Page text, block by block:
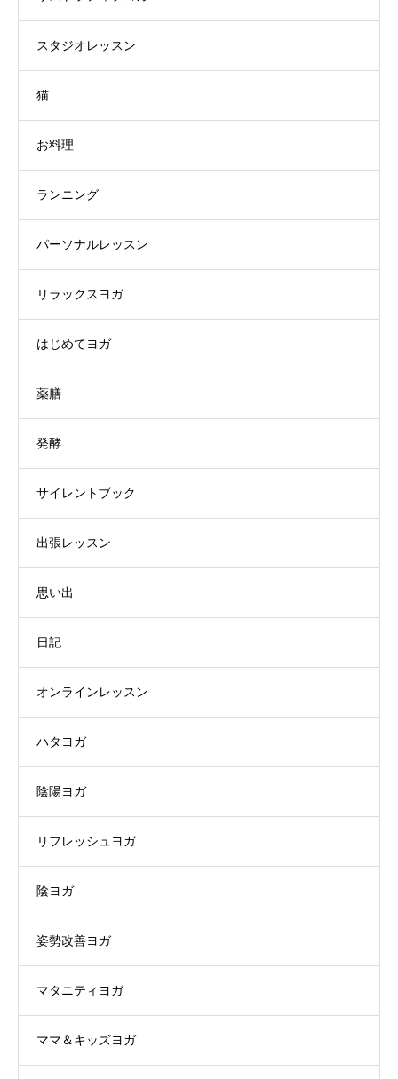
スタジオレッスン
猫
お料理
ランニング
パーソナルレッスン
リラックスヨガ
はじめてヨガ
薬膳
発酵
サイレントブック
出張レッスン
思い出
日記
オンラインレッスン
ハタヨガ
陰陽ヨガ
リフレッシュヨガ
陰ヨガ
姿勢改善ヨガ
マタニティヨガ
ママ＆キッズヨガ